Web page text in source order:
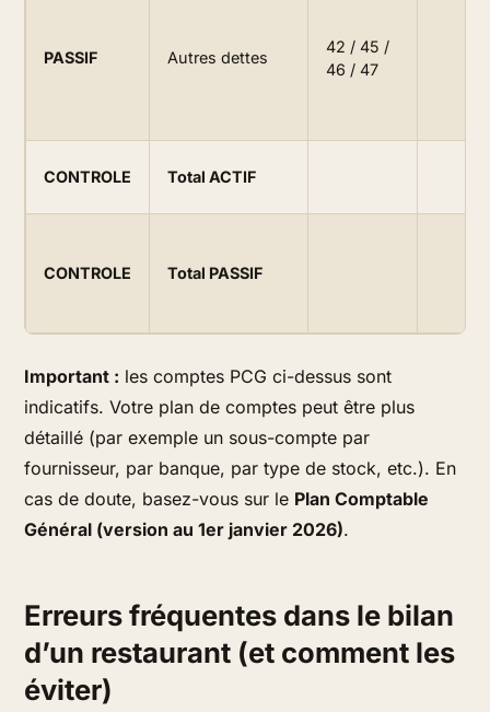
PASSIF Autres dettes
42 / 45 /
46 / 47
CONTROLE Total ACTIF
CONTROLE Total PASSIF
Important : les comptes PCG ci-dessus sont
indicatifs. Votre plan de comptes peut être plus
détaillé (par exemple un sous-compte par
fournisseur, par banque, par type de stock, etc.). En
cas de doute, basez-vous sur le Plan Comptable
Général (version au 1er janvier 2026).
Erreurs fréquentes dans le bilan
d’un restaurant (et comment les
éviter)